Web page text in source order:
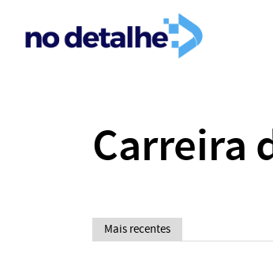
Carreira
Mais recentes